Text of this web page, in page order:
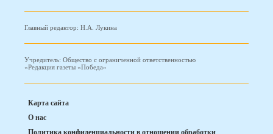
Главный редактор: Н.А. Лукина
Учредитель: Общество с ограниченной ответственностью
«Редакция газеты «Победа»
Карта сайта
О нас